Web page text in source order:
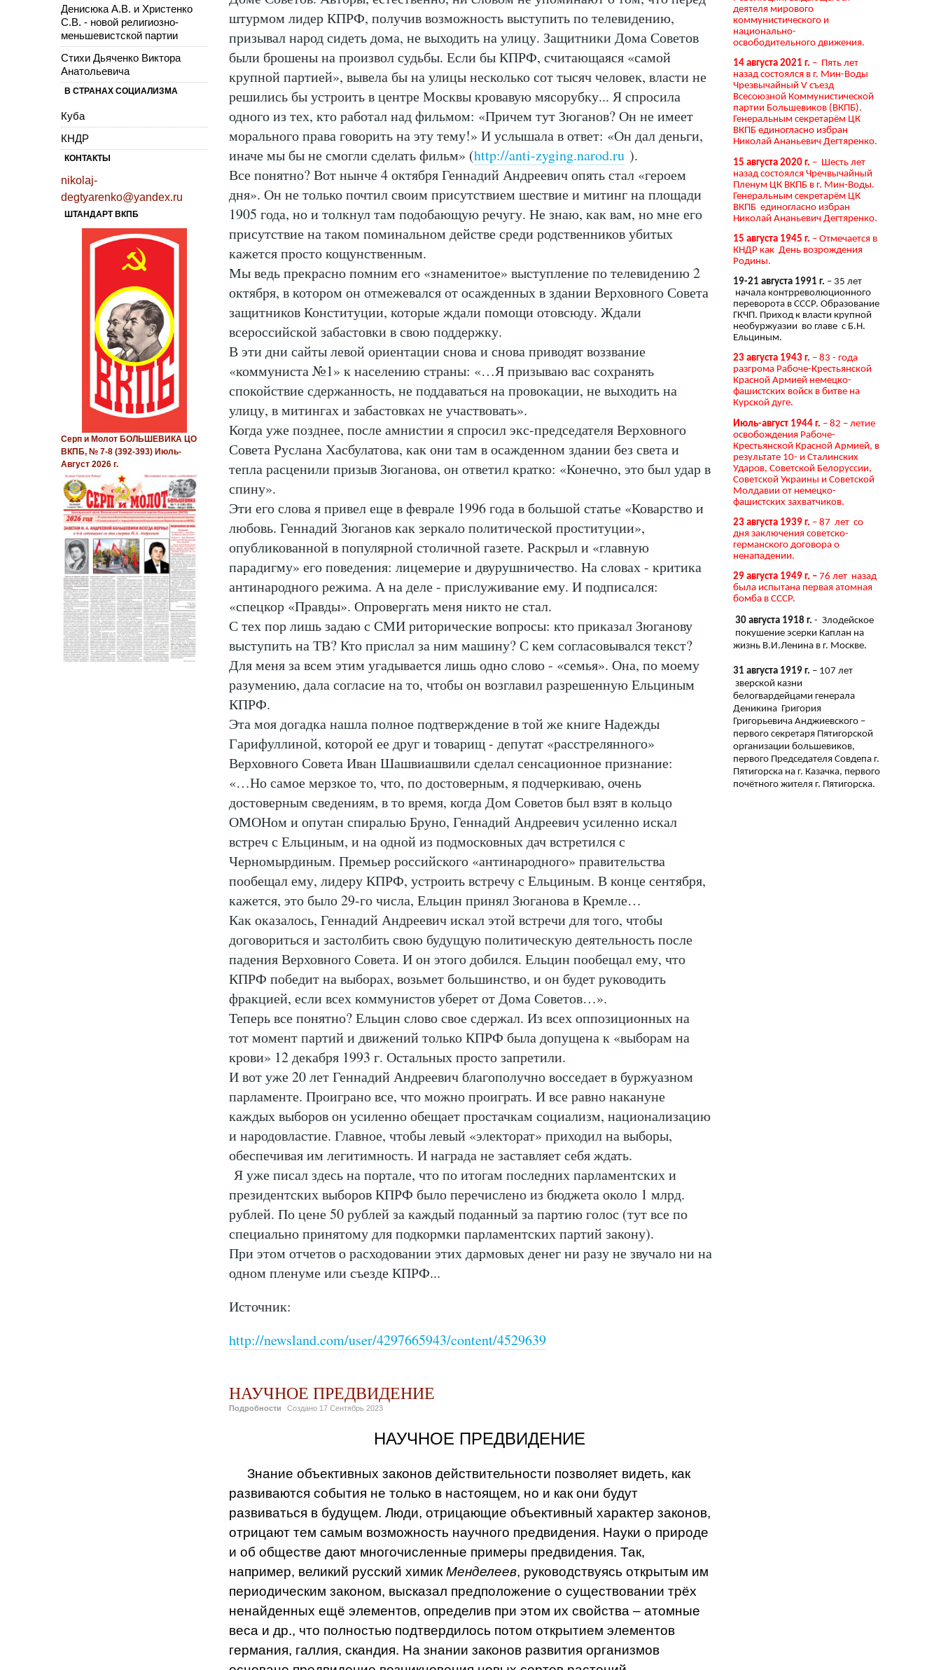
штурмом лидер КПРФ, получив возможность выступить по телевидению,
призывал народ сидеть дома, не выходить на улицу. Защитники Дома Советов
были брошены на произвол судьбы. Если бы КПРФ, считающаяся «самой
крупной партией», вывела бы на улицы несколько сот тысяч человек, власти не
решились бы устроить в центре Москвы кровавую мясорубку... Я спросила
одного из тех, кто работал над фильмом: «Причем тут Зюганов? Он не имеет
морального права говорить на эту тему!» И услышала в ответ: «Он дал деньги,
иначе мы бы не смогли сделать фильм» (http://anti-zyging.narod.ru ).
Все понятно? Вот нынче 4 октября Геннадий Андреевич опять стал «героем
дня». Он не только почтил своим присутствием шествие и митинг на площади
1905 года, но и толкнул там подобающую речугу. Не знаю, как вам, но мне его
присутствие на таком поминальном действе среди родственников убитых
кажется просто кощунственным.
Мы ведь прекрасно помним его «знаменитое» выступление по телевидению 2
октября, в котором он отмежевался от осажденных в здании Верховного Совета
защитников Конституции, которые ждали помощи отовсюду. Ждали
всероссийской забастовки в свою поддержку.
В эти дни сайты левой ориентации снова и снова приводят воззвание
«коммуниста №1» к населению страны: «…Я призываю вас сохранять
спокойствие сдержанность, не поддаваться на провокации, не выходить на
улицу, в митингах и забастовках не участвовать».
Когда уже позднее, после амнистии я спросил экс-председателя Верховного
Совета Руслана Хасбулатова, как они там в осажденном здании без света и
тепла расценили призыв Зюганова, он ответил кратко: «Конечно, это был удар в
спину».
Эти его слова я привел еще в феврале 1996 года в большой статье «Коварство и
любовь. Геннадий Зюганов как зеркало политической проституции»,
опубликованной в популярной столичной газете. Раскрыл и «главную
парадигму» его поведения: лицемерие и двурушничество. На словах - критика
антинародного режима. А на деле - прислуживание ему. И подписался:
«спецкор «Правды». Опровергать меня никто не стал.
С тех пор лишь задаю с СМИ риторические вопросы: кто приказал Зюганову
выступить на ТВ? Кто прислал за ним машину? С кем согласовывался текст?
Для меня за всем этим угадывается лишь одно слово - «семья». Она, по моему
разумению, дала согласие на то, чтобы он возглавил разрешенную Ельциным
КПРФ.
Эта моя догадка нашла полное подтверждение в той же книге Надежды
Гарифуллиной, которой ее друг и товарищ - депутат «расстрелянного»
Верховного Совета Иван Шашвиашвили сделал сенсационное признание:
«…Но самое мерзкое то, что, по достоверным, я подчеркиваю, очень
достоверным сведениям, в то время, когда Дом Советов был взят в кольцо
ОМОНом и опутан спиралью Бруно, Геннадий Андреевич усиленно искал
встреч с Ельциным, и на одной из подмосковных дач встретился с
Черномырдиным. Премьер российского «антинародного» правительства
пообещал ему, лидеру КПРФ, устроить встречу с Ельциным. В конце сентября,
кажется, это было 29-го числа, Ельцин принял Зюганова в Кремле…
Как оказалось, Геннадий Андреевич искал этой встречи для того, чтобы
договориться и застолбить свою будущую политическую деятельность после
падения Верховного Совета. И он этого добился. Ельцин пообещал ему, что
КПРФ победит на выборах, возьмет большинство, и он будет руководить
фракцией, если всех коммунистов уберет от Дома Советов…».
Теперь все понятно? Ельцин слово свое сдержал. Из всех оппозиционных на
тот момент партий и движений только КПРФ была допущена к «выборам на
крови» 12 декабря 1993 г. Остальных просто запретили.
И вот уже 20 лет Геннадий Андреевич благополучно восседает в буржуазном
парламенте. Проиграно все, что можно проиграть. И все равно накануне
каждых выборов он усиленно обещает простачкам социализм, национализацию
и народовластие. Главное, чтобы левый «электорат» приходил на выборы,
обеспечивая им легитимность. И награда не заставляет себя ждать.
Я уже писал здесь на портале, что по итогам последних парламентских и
президентских выборов КПРФ было перечислено из бюджета около 1 млрд.
рублей. По цене 50 рублей за каждый поданный за партию голос (тут все по
специально принятому для подкормки парламентских партий закону).
При этом отчетов о расходовании этих дармовых денег ни разу не звучало ни на
одном пленуме или съезде КПРФ...
Источник:
http://newsland.com/user/4297665943/content/4529639
НАУЧНОЕ ПРЕДВИДЕНИЕ
Подробности Создано 17 Сентябрь 2023
НАУЧНОЕ ПРЕДВИДЕНИЕ
Знание объективных законов действительности позволяет видеть, как
развиваются события не только в настоящем, но и как они будут
развиваться в будущем. Люди, отрицающие объективный характер законов,
отрицают тем самым возможность научного предвидения. Науки о природе
и об обществе дают многочисленные примеры предвидения. Так,
например, великий русский химик Менделеев, руководствуясь открытым им
периодическим законом, высказал предположение о существовании трёх
ненайденных ещё элементов, определив при этом их свойства – атомные
веса и др., что полностью подтвердилось потом открытием элементов
германия, галлия, скандия. На знании законов развития организмов
Денисюка А.В. и Христенко
С.В. - новой религиозно-
меньшевистской партии
Стихи Дьяченко Виктора
Анатольевича
В СТРАНАХ СОЦИАЛИЗМА
Куба
КНДР
КОНТАКТЫ
nikolaj-
degtyarenko@yandex.ru
ШТАНДАРТ ВКПБ
Серп и Молот БОЛЬШЕВИКА ЦО
ВКПБ, № 7-8 (392-393) Июль-
Август 2026 г.
деятеля мирового
коммунистического и
национально-
освободительного движения.
14 августа 2021 г. – Пять лет
назад состоялся в г. Мин-Воды
Чрезвычайный V съезд
Всесоюзной Коммунистической
партии Большевиков (ВКПБ).
Генеральным секретарём ЦК
ВКПБ единогласно избран
Николай Ананьевич Дегтяренко.
15 августа 2020 г. – Шесть лет
назад состоялся Чречвычайный
Пленум ЦК ВКПБ в г. Мин-Воды.
Генеральным секретарём ЦК
ВКПБ единогласно избран
Николай Ананьевич Дегтяренко.
15 августа 1945 г. – Отмечается в
КНДР как День возрождения
Родины.
19-21 августа 1991 г. – 35 лет
начала контрреволюционного
переворота в СССР. Образование
ГКЧП. Приход к власти крупной
необуржуазии во главе с Б.Н.
Ельциным.
23 августа 1943 г. – 83 - года
разгрома Рабоче-Крестьянской
Красной Армией немецко-
фашистских войск в битве на
Курской дуге.
Июль-август 1944 г. – 82 – летие
освобождения Рабоче-
Крестьянской Красной Армией, в
результате 10- и Сталинских
Ударов, Советской Белоруссии,
Советской Украины и Советской
Молдавии от немецко-
фашистских захватчиков.
23 августа 1939 г. – 87 лет со
дня заключения советско-
германского договора о
ненападении.
29 августа 1949 г. – 76 лет назад
была испытана первая атомная
бомба в СССР.
30 августа 1918 г. - Злодейское
покушение эсерки Каплан на
жизнь В.И.Ленина в г. Москве.
31 августа 1919 г. – 107 лет
зверской казни
белогвардейцами генерала
Деникина Григория
Григорьевича Анджиевского –
первого секретаря Пятигорской
организации большевиков,
первого Председателя Совдепа г.
Пятигорска на г. Казачка, первого
почётного жителя г. Пятигорска.